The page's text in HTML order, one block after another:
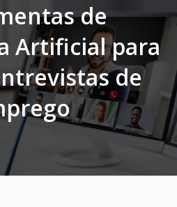
de
Artificial para
de